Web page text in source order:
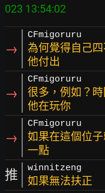
→
CFmigoruru
為何覺得自己
他付出
→
CFmigoruru
很多，例如？
他在玩你
→
CFmigoruru
如果在這個位
一點
推 winnitzeng
如果無法扶正